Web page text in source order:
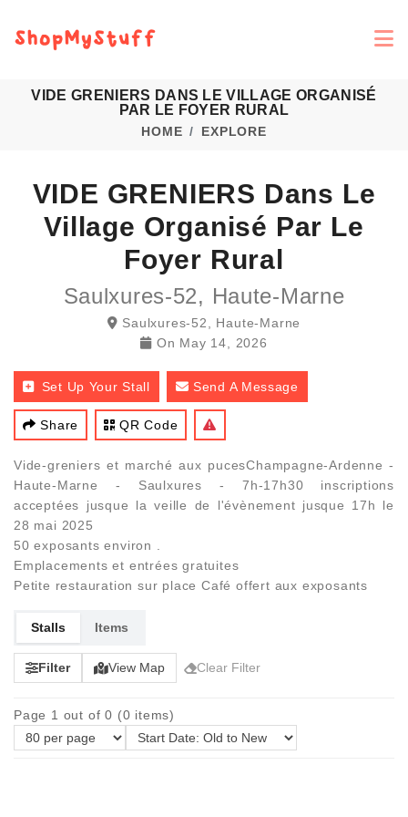
VIDE GRENIERS DANS LE VILLAGE ORGANISÉ
PAR LE FOYER RURAL
HOME EXPLORE
VIDE GRENIERS Dans Le
Village Organisé Par Le
Foyer Rural
Saulxures-52, Haute-Marne
Saulxures-52, Haute-Marne
On May 14, 2026
Set Up Your Stall Send A Message
Share QR Code
Vide-greniers et marché aux pucesChampagne-Ardenne -
Haute-Marne - Saulxures - 7h-17h30 inscriptions
acceptées jusque la veille de l'évènement jusque 17h le
28 mai 2025
50 exposants environ .
Emplacements et entrées gratuites
Petite restauration sur place Café offert aux exposants
Stalls Items
Filter View Map Clear Filter
Page 1 out of 0 (0 items)